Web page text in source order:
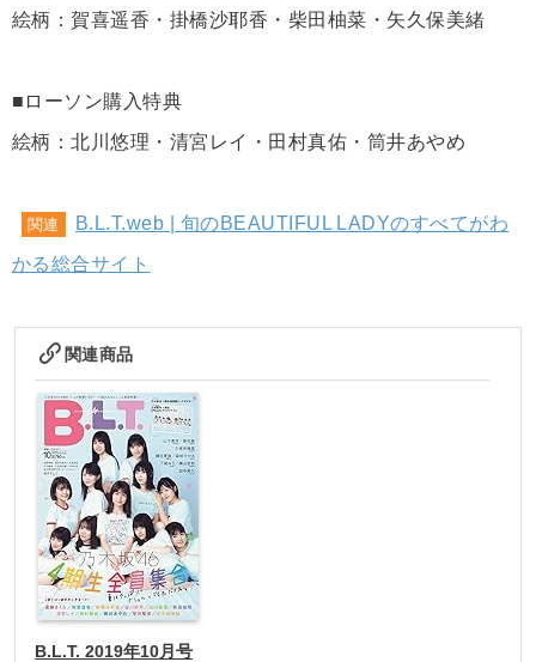
絵柄：賀喜遥香・掛橋沙耶香・柴田柚菜・矢久保美緒
■ローソン購入特典
絵柄：北川悠理・清宮レイ・田村真佑・筒井あやめ
関連
B.L.T.web | 旬のBEAUTIFUL LADYのすべてがわ
かる総合サイト
関連商品
B.L.T. 2019年10月号